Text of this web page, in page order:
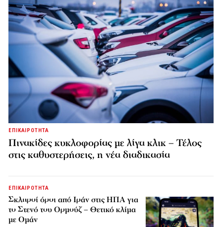
ΕΠΙΚΑΙΡΟΤΗΤΑ
Πινακίδες κυκλοφορίας με λίγα κλικ – Τέλος
στις καθυστερήσεις, η νέα διαδικασία
ΕΠΙΚΑΙΡΟΤΗΤΑ
Σκληροί όροι από Ιράν στις ΗΠΑ για
το Στενό του Ορμούζ – Θετικό κλίμα
με Ομάν